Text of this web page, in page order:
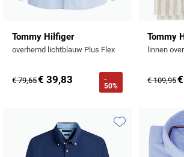
Slater
State of Art
Tenson
Tommy Hilfiger
Tramarossa
Tommy Hilfiger
overhemd lichtblauw Plus Flex
€ 79,65€ 39,83
-
50%
Tommy
€ 109,95
Toevoegen aan